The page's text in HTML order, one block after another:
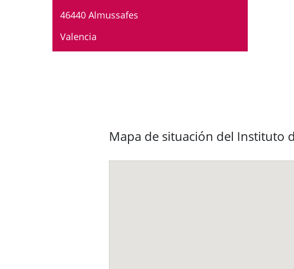
46440 Almussafes
Valencia
Mapa de situación del Instituto